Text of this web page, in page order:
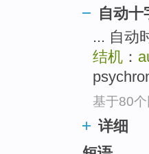
自动十
... 自动
结机 ：
基于80
详细